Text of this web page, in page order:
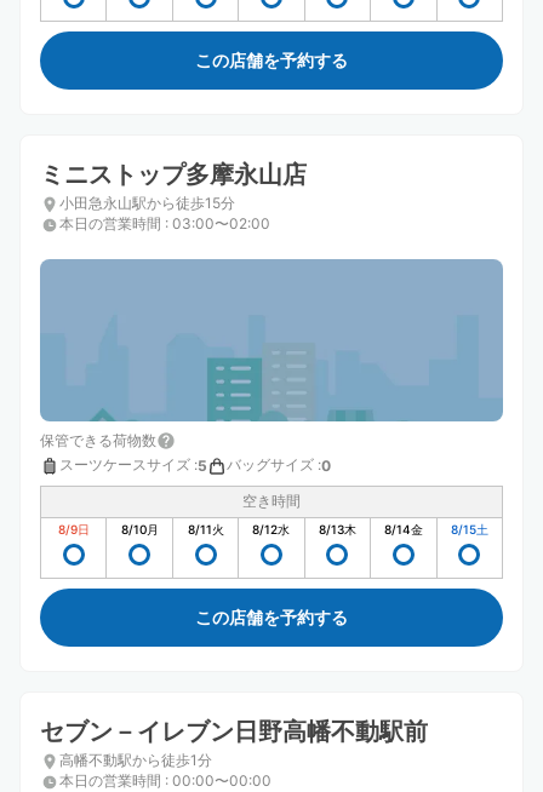
この店舗を予約する
ミニストップ多摩永山店
小田急永山駅から徒歩15分
本日の営業時間 : 03:00〜02:00
保管できる荷物数
スーツケースサイズ :5 バッグサイズ :0
空き時間
8/9日 8/10月 8/11火 8/12水 8/13木 8/14金 8/15土
この店舗を予約する
セブン－イレブン日野高幡不動駅前
高幡不動駅から徒歩1分
本日の営業時間 : 00:00〜00:00